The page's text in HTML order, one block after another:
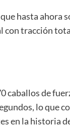
hasta ahora
tracción
caballos de
lo que
en la historia